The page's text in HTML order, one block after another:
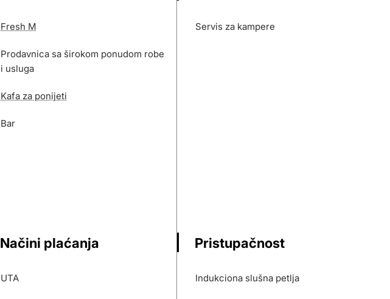
Fresh M
Prodavnica sa širokom ponudom robe
i usluga
Kafa za ponijeti
Bar
Servis za kampere
Načini plaćanja
UTA
Pristupačnost
Indukciona slušna petlja